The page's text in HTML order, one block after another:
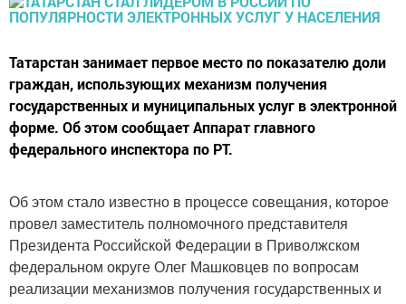
Татарстан занимает первое место по показателю доли
граждан, использующих механизм получения
государственных и муниципальных услуг в электронной
форме. Об этом сообщает Аппарат главного
федерального инспектора по РТ.
Об этом стало известно в процессе совещания, которое
провел заместитель полномочного представителя
Президента Российской Федерации в Приволжском
федеральном округе Олег Машковцев по вопросам
реализации механизмов получения государственных и